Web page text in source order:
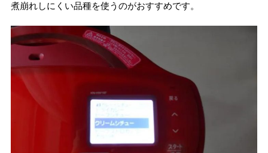
煮崩れしにくい品種を使うのがおすすめです。